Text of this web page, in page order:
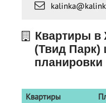
Квартиры в
(Твид Парк)
планировки
Квартиры